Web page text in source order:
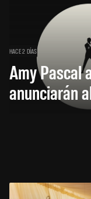
HACE 2 DÍAS
Amy Pascal
anunciarán